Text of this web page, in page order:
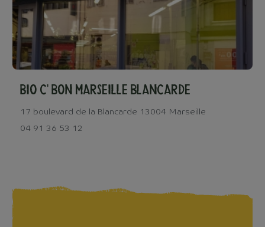
Bio c' Bon Marseille Blancarde
17 boulevard de la Blancarde 13004 Marseille
04 91 36 53 12